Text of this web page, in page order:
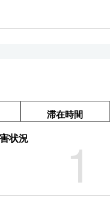
滞在時間
1
状況